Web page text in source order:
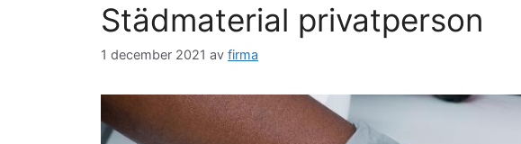
Städmaterial privatperson
1 december 2021 av firma